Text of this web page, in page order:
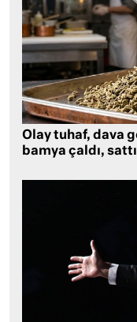
Olay tuhaf, dava
bamya çaldı,